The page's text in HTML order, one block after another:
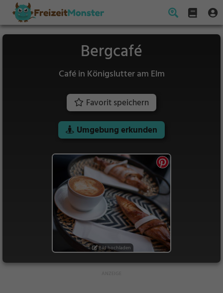
Bergcafé
Café in Königslutter am Elm
Favorit speichern
Umgebung erkunden
Bild hochladen